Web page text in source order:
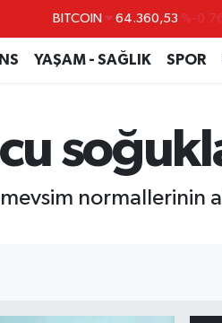
BITCOIN 64.360,53 %-0.76
GRAM ALTIN 6618.49
BİST100
YAŞAM - SAĞLIK SPOR
mevsim normallerinin